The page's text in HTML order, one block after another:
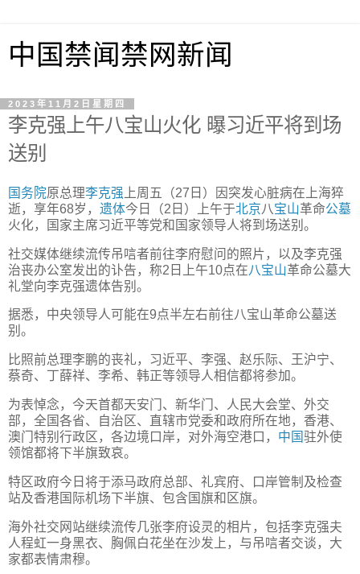
中国禁闻禁网新闻
2023年11月2日星期四
李克强上午八宝山火化 曝习近平将到场
送别
国务院原总理李克强 上周五（27日）因突发心脏病在上海猝
逝，享年68岁， 遗体今日（2日）上午于北京八宝山革命公墓
火化，国家主席习近平等党和国家领导人将到场送别。
社交媒体继续流传吊唁者前往李府慰问的照片，以及李克强
治丧办公室发出的讣告，称2日上午10点在八宝山革命公墓大
礼堂向李克强遗体告别。
据悉，中央领导人可能在9点半左右前往八宝山革命公墓送
别。
比照前总理李鹏的丧礼，习近平、李强、赵乐际、王沪宁、
蔡奇、丁薛祥、李希、韩正等领导人相信都将参加。
为表悼念，今天首都天安门、新华门、人民大会堂、外交
部，全国各省、自治区、直辖市党委和政府所在地，香港、
澳门特别行政区，各边境口岸，对外海空港口， 中国驻外使
领馆都将下半旗致哀。
特区政府今日将于添马政府总部、礼宾府、口岸管制及检查
站及香港国际机场下半旗、包含国旗和区旗。
海外社交网站继续流传几张李府设灵的相片，包括李克强夫
人程虹一身黑衣、胸佩白花坐在沙发上，与吊唁者交谈，大
家都表情肃穆。